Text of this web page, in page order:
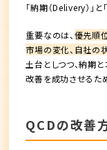
「納期（Delivery）」と
重要なのは、 優先順
市場の変化、自社の
土台としつつ、納期
改善を成功させるた
QCDの改善